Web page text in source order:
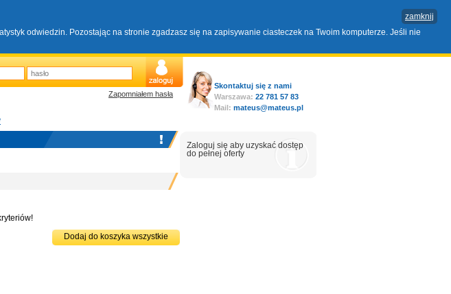
zamknij
odwiedzin. Pozostając na stronie zgadzasz się na zapisywanie ciasteczek na Twoim komputerze. Jeśli nie
Zapomniałem hasła
Skontaktuj się z nami
Warszawa: 22 781 57 83
Mail: mateus@mateus.pl
Zaloguj się aby uzyskać dostęp
do pełnej oferty